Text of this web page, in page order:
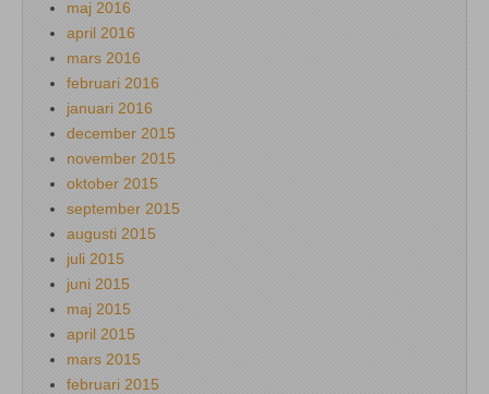
maj 2016
april 2016
mars 2016
februari 2016
januari 2016
december 2015
november 2015
oktober 2015
september 2015
augusti 2015
juli 2015
juni 2015
maj 2015
april 2015
mars 2015
februari 2015